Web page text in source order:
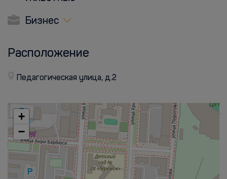
Бизнес
Расположение
Педагогическая улица, д.2
+
−